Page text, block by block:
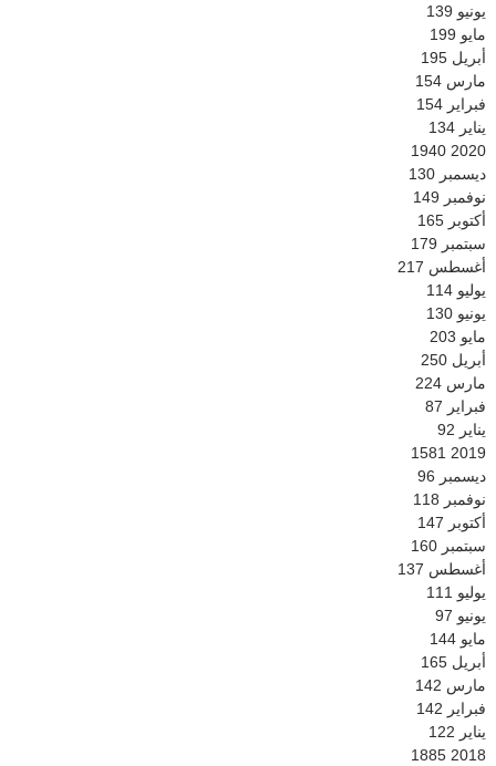
يونيو 139
مايو 199
أبريل 195
مارس 154
فبراير 154
يناير 134
2020
1940
ديسمبر 130
نوفمبر 149
أكتوبر 165
سبتمبر 179
أغسطس 217
يوليو 114
يونيو 130
مايو 203
أبريل 250
مارس 224
فبراير 87
يناير 92
2019
1581
ديسمبر 96
نوفمبر 118
أكتوبر 147
سبتمبر 160
أغسطس 137
يوليو 111
يونيو 97
مايو 144
أبريل 165
مارس 142
فبراير 142
يناير 122
2018
1885